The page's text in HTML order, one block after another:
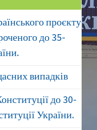
проєкту
до 35-
випадків
до 30-
України.